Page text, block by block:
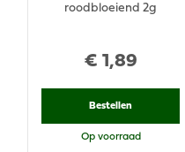
€ 1 ,89
roodbloeiend 2g
Bestellen
Op voorraad